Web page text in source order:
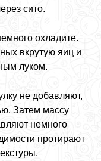
сито.
охладите.
вкрутую яиц и
луком.
не добавляют,
Затем массу
немного
протирают